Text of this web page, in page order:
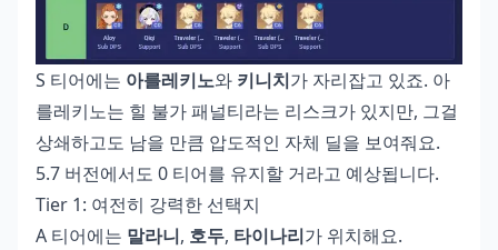
S 티어에는 아를레키노와 키니치가 자리잡고 있죠. 아
를레키노는 힐 불가 패널티라는 리스크가 있지만, 그걸
상쇄하고도 남을 만큼 압도적인 자체 딜을 보여줘요.
5.7 버전에서도 0 티어를 유지할 거라고 예상됩니다.
Tier 1: 여전히 강력한 선택지
A 티어에는 말라니, 호두, 타이나리가 위치해요.